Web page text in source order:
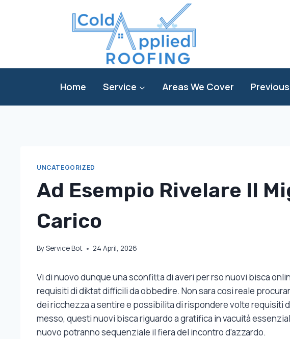
Home Service Areas We Cover
UNCATEGORIZED
Ad Esempio Rivelare Il
Carico
ByService Bot 24 April, 2026
Vi di nuovo dunque una sconfitta di averi per rso nuovi bisca
requisiti di diktat difficili da obbedire. Non sara cosi reale
dei ricchezza a sentire e possibilita di rispondere volte requisiti
messo, questi nuovi bisca riguardo a gratifica in vacuità
nuovo potranno sequenziale il fiera del incontro d’azzardo.